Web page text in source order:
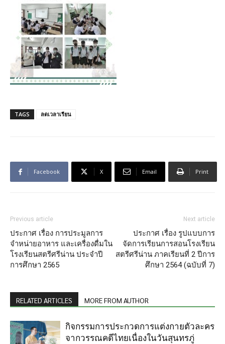
TAGS ลดเวลาเรียน
Facebook X Email Print
Previous article
ประกาศ เรื่อง การประมูลการ
จำหน่ายอาหาร และเครื่องดื่มใน
โรงเรียนสตรีศรีน่าน ประจำปี
การศึกษา 2565
Next article
ประกาศ เรื่อง รูปแบบการ
จัดการเรียนการสอนโรงเรียน
สตรีศรีน่าน ภาคเรียนที่ 2 ปีการ
ศึกษา 2564 (ฉบับที่ 7)
RELATED ARTICLES MORE FROM AUTHOR
กิจกรรมการประกวดการแต่งกายตัวละคร
จากวรรณคดีไทยเนื่องในวันสุนทรภู่